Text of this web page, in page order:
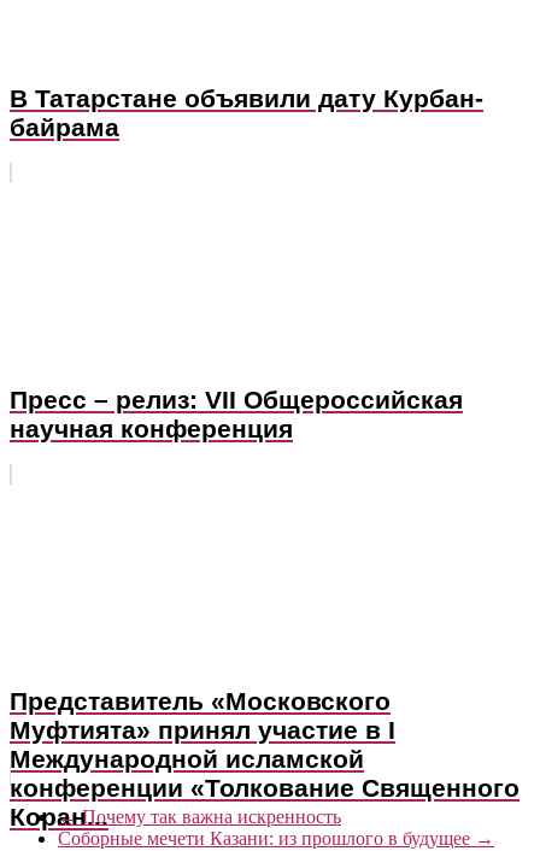
В Татарстане объявили дату Курбан-
байрама
Пресс – релиз: VII Общероссийская
научная конференция
Представитель «Московского
Муфтията» принял участие в I
Международной исламской
конференции «Толкование Священного
Коран...
←Почему так важна искренность
Соборные мечети Казани: из прошлого в будущее →